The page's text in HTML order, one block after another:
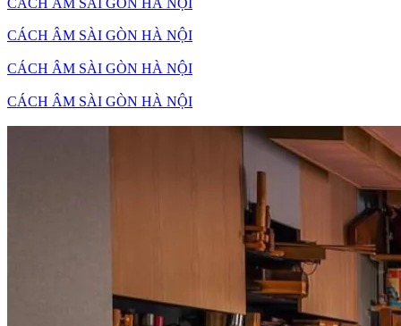
CÁCH ÂM SÀI GÒN HÀ NỘI
CÁCH ÂM SÀI GÒN HÀ NỘI
CÁCH ÂM SÀI GÒN HÀ NỘI